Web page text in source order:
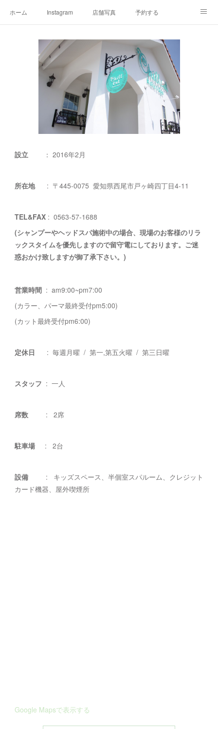
ホーム Instagram 店舗写真 予約する
チルアウトの極上ヘッドスパお客様へご挨拶 チルアウトのこだわり
設立 ： 2016年2月
所在地 : 〒445-0075 愛知県西尾市戸ヶ崎四丁目4-11
TEL&FAX : 0563-57-1688
(シャンプーやヘッドスパ施術中の場合、現場のお客様のリラ
ックスタイムを優先しますので留守電にしております。ご迷
惑おかけ致しますが御了承下さい。)
営業時間 : am9:00~pm7:00
(カラー、パーマ最終受付pm5:00)
(カット最終受付pm6:00)
定休日 : 毎週月曜 / 第一,第五火曜 / 第三日曜
スタッフ : 一人
席数 : 2席
駐車場 : 2台
設備
: キッズスペース、半個室スパルーム、クレジット
カード機器、屋外喫煙所
Google Mapsで表示する